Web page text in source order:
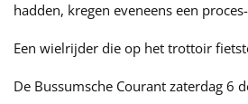
hadden, kregen eveneens een
Een wielrijder die op het trottoir
De Bussumsche Courant zaterdag 6